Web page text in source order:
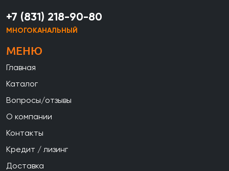
+7 (831) 218-90-80
МНОГОКАНАЛЬНЫЙ
МЕНЮ
Главная
Каталог
Вопросы/отзывы
О компании
Контакты
Кредит / лизинг
Доставка